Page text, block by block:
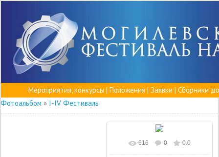
Мероприятия, конкурсы | Положения | Заявки | Сборники
Фотоальбом » I-IV Фестиваль
616 0 0.0